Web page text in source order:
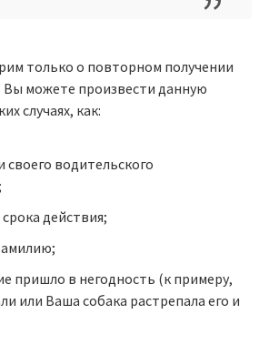
только о повторном получении
Вы можете произвести данную
случаях, как:
своего водительского
действия;
;
пришло в негодность (к примеру,
или Ваша собака растрепала его и